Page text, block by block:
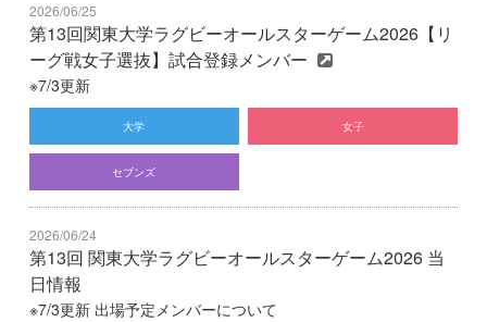
2026/06/25
第13回関東大学ラグビーオールスターゲーム2026【リ
ーグ戦女子選抜】試合登録メンバー
※7/3更新
大学 女子
セブンズ
2026/06/24
第13回 関東大学ラグビーオールスターゲーム2026 当
日情報
※7/3更新 出場予定メンバーについて